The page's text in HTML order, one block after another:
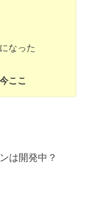
なった
ここ
は開発中？